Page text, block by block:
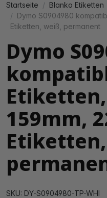
Startseite Blanko Etiketten
Dymo S0904980
Etiketten, weiß, permanent
Dymo
159mm,
SKU: DY-S0904980-TP-WHI